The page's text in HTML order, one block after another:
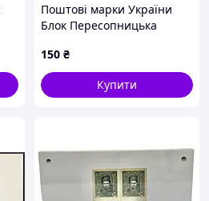
Поштові марки України
Блок Пересопницька
150 ₴
Купити